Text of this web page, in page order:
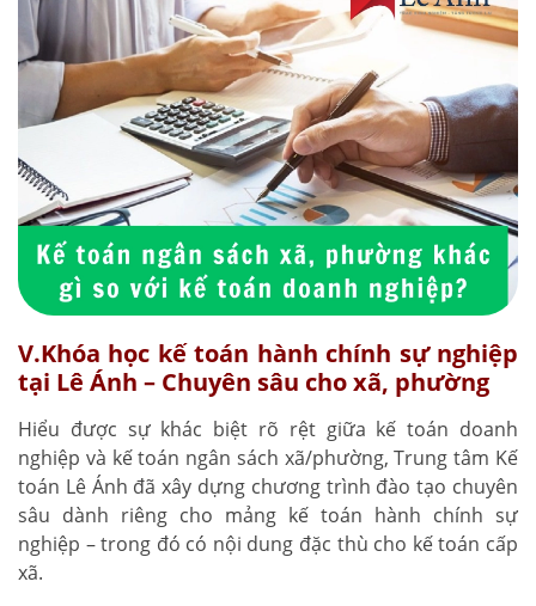
V.Khóa học kế toán hành chính sự nghiệp
tại Lê Ánh – Chuyên sâu cho xã, phường
Hiểu được sự khác biệt rõ rệt giữa kế toán doanh
nghiệp và kế toán ngân sách xã/phường, Trung tâm Kế
toán Lê Ánh đã xây dựng chương trình đào tạo chuyên
sâu dành riêng cho mảng kế toán hành chính sự
nghiệp – trong đó có nội dung đặc thù cho kế toán cấp
xã.